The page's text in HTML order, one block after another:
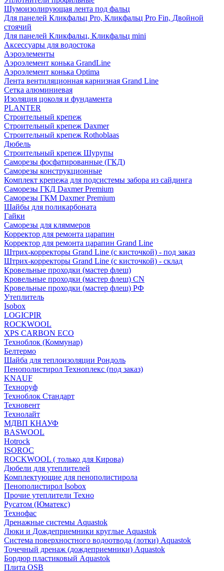
Шумоизолирующая лента под фальц
Для панелей Кликфальц Pro, Кликфальц Pro Fin, Двойной
стоячий
Для панелей Кликфальц, Кликфальц mini
Аксессуары для водостока
Аэроэлементы
Аэроэлемент конька GrandLine
Аэроэлемент конька Optima
Лента вентиляционная карнизная Grand Line
Сетка алюминиевая
Изоляция цоколя и фундамента
PLANTER
Строительный крепеж
Строительный крепеж Daxmer
Строительный крепеж Rothoblaas
Дюбель
Строительный крепеж Шурупы
Саморeзы фосфатированные (ГКД)
Саморезы конструкционные
Комплект крепежа для подсистемы забора из сайдинга
Саморезы ГКД Daxmer Premium
Саморезы ГКМ Daxmer Premium
Шайбы для поликарбоната
Гайки
Саморезы для кляммеров
Корректор для ремонта царапин
Корректор для ремонта царапин Grand Line
Штрих-корректоры Grand Line (с кисточкой) - под заказ
Штрих-корректоры Grand Line (с кисточкой) - склад
Кровельные проходки (мастер флеш)
Кровельные проходки (мастер флеш) CN
Кровельные проходки (мастер флеш) РФ
Утеплитель
Isobox
LOGICPIR
ROCKWOOL
XPS CARBON ECO
Техноблок (Коммунар)
Белтермо
Шайба для теплоизоляции Рондоль
Пенополистирол Техноплекс (под заказ)
KNАUF
Технoруф
Техноблок Стандарт
Техновент
Технолайт
МДВП КНАУФ
BASWOOL
Hotrock
ISOROC
ROCKWOOL ( только для Кирова)
Дюбели для утеплителей
Комплектующие для пенополистирола
Пенополистирол Isobox
Прочие утеплители Техно
Русатом (Юматекс)
Технофас
Дренажные системы Aquastok
Люки и Дождеприемники круглые Aquastok
Система поверхностного водоотвода (лотки) Aquastok
Точечный дренаж (дождеприемники) Aquastok
Бордюр пластиковый Aquastok
Плита OSB